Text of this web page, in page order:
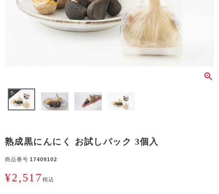
熟成黒にんにく お試しパック 3個入
商品番号 17409102
¥2,517税込